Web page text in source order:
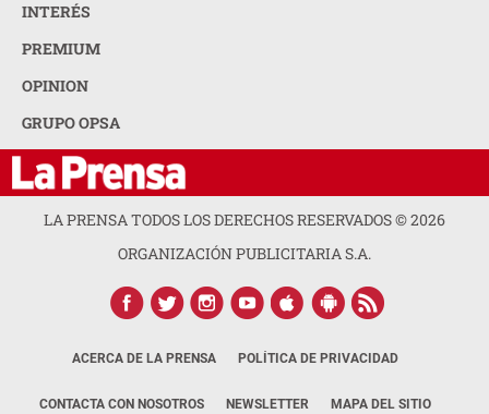
INTERÉS
PREMIUM
OPINION
GRUPO OPSA
LA PRENSA TODOS LOS DERECHOS RESERVADOS ©2026
ORGANIZACIÓN PUBLICITARIA S.A.
ACERCA DE LA PRENSA POLÍTICA DE PRIVACIDAD
CONTACTA CON NOSOTROS NEWSLETTER MAPA DEL SITIO